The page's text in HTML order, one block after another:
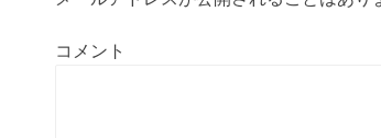
コメント